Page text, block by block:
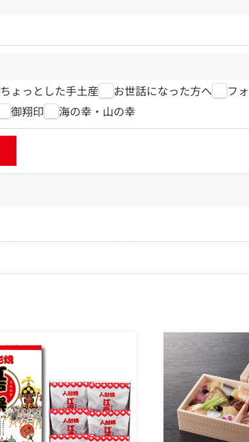
ちょっとした手土産 お世話になった方へ
フ
御翔印 海の幸・山の幸